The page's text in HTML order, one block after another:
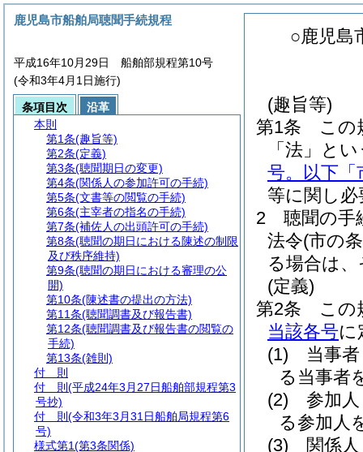
○鹿児島
(趣旨等)
第1条
この
「法」と
号。以下「
等に関し
2
聴聞の手
法令(市の
る場合は
(定義)
第2条
この
当該各号に
(1)
当事
る当事者
(2)
参加
る参加人
(3)
関係
鹿児島市船舶局聴聞手続規程
平成16年10月29日 船舶部規程第10号
(令和3年4月1日施行)
条項目次
沿革
本則
第1条(趣旨等)
第2条(定義)
第3条(聴聞期日の変更)
第4条(関係人の参加許可の手続)
第5条(文書等の閲覧の手続)
第6条(主宰者の指名の手続)
第7条(補佐人の出頭許可の手続)
第8条(聴聞の期日における陳述の制限
及び秩序維持)
第9条(聴聞の期日における審理の公
開)
第10条(陳述書の提出の方法)
第11条(聴聞調書及び報告書)
第12条(聴聞調書及び報告書の閲覧の
手続)
第13条(雑則)
付 則
付 則 (平成24年3月27日船舶部規程第3
号抄)
付 則 (令和3年3月31日船舶局規程第6
号)
様式第1(第3条関係)